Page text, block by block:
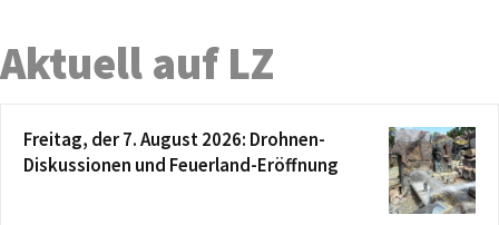
Aktuell auf LZ
Freitag, der 7. August 2026: Drohnen-
Diskussionen und Feuerland-Eröffnung